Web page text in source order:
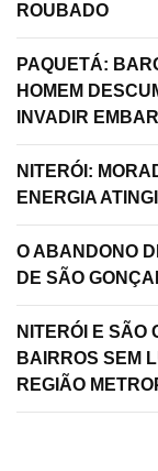
ROUBADO
PAQUETÁ:
HOMEM
INVADIR
NITERÓI:
ENERGIA
O ABANDONO
DE SÃO
NITERÓI E SÃO
BAIRROS SEM
REGIÃO